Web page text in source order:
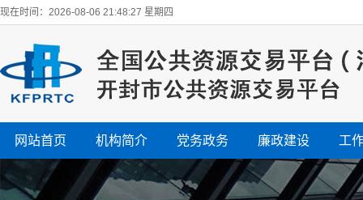
现在时间：2026-08-06 21:48:27 星期四
网站首页 机构简介 党务政务 廉政建设 工